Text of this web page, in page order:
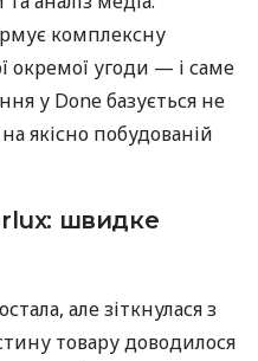
комплексну
окремої угоди — і саме
у Done базується не
якісно побудованій
швидке
але зіткнулася з
товару доводилося